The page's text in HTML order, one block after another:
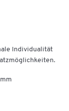
Individualität